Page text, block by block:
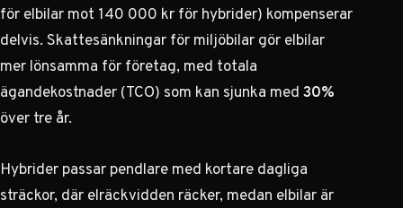
för elbilar mot 140 000 kr för hybrider) kompenserar
delvis. Skattesänkningar för miljöbilar gör elbilar
mer lönsamma för företag, med totala
ägandekostnader (TCO) som kan sjunka med30%
över tre år.
Hybrider passar pendlare med kortare dagliga
sträckor, där elräckvidden räcker, medan elbilar är